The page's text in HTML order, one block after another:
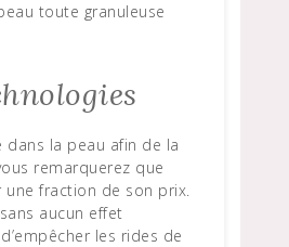
toute granuleuse
dans la peau afin de la
remarquerez que
une fraction de son prix.
aucun effet
les rides de